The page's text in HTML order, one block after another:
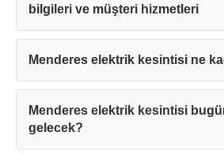
bilgileri ve müşteri hizmetleri
Menderes elektrik kesintisi ne
Menderes elektrik kesintisi
gelecek?